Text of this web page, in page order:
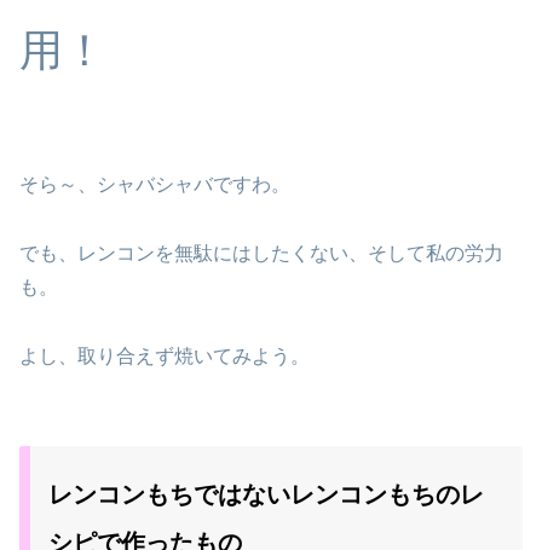
用！
そら～、シャバシャバですわ。
でも、レンコンを無駄にはしたくない、そして私の労力
も。
よし、取り合えず焼いてみよう。
レンコンもちではないレンコンもちのレ
シピで作ったもの